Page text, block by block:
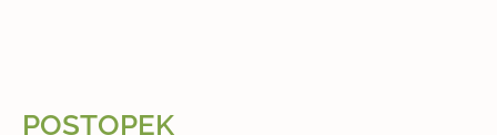
POSTOPEK